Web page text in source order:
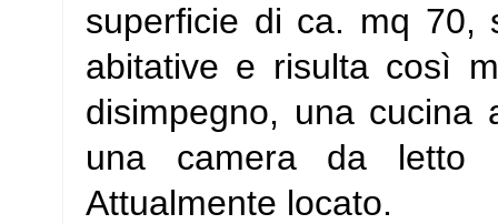
superficie di ca. mq 70,
abitative e risulta così
disimpegno, una cucina
una camera da letto
Attualmente locato.